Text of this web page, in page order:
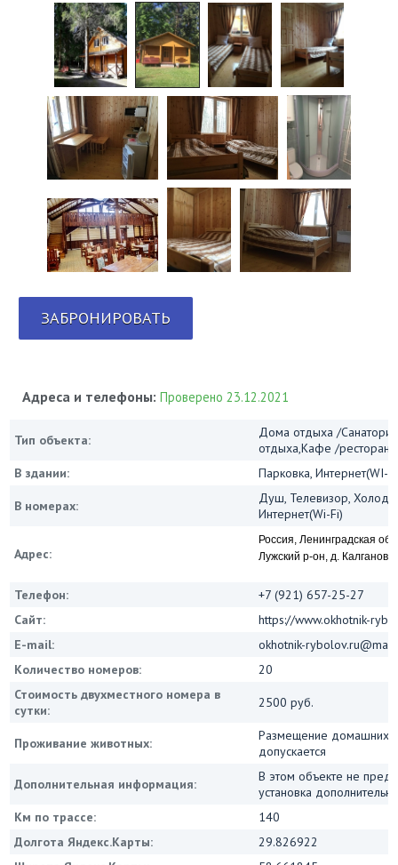
ЗАБРОНИРОВАТЬ
Адреса и телефоны:Проверено 23.12.2021
Тип объекта:
Дома отдыха /
отдыха,Кафе /
В здании:
Парковка, Интернет(WI-
В номерах:
Душ, Телевизор,
Интернет(Wi-Fi)
Адрес:
Россия, Ленинградская
Лужский р-он, д.
Телефон:
+7 (921) 657-25-27
Сайт:
https://www.okhotnik-
E-mail:
okhotnik-
Количество номеров:
20
Стоимость двухместного номера в
сутки:
2500 руб.
Проживание животных:
Размещение домашних
допускается
Дополнительная информация:
В этом объекте не
установка
Км по трассе:
140
Долгота Яндекс.Карты:
29.826922